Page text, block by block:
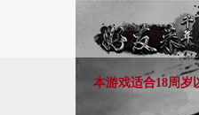
本游戏适合18周岁